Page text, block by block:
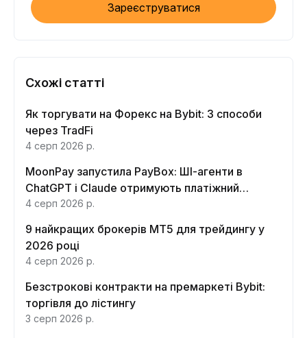
Зареєструватися
Схожі статті
Як торгувати на Форекс на Bybit: 3 способи
через TradFi
4 серп 2026 р.
MoonPay запустила PayBox: ШІ-агенти в
ChatGPT і Claude отримують платіжний
інтерфейс
4 серп 2026 р.
9 найкращих брокерів MT5 для трейдингу у
2026 році
4 серп 2026 р.
Безстрокові контракти на премаркеті Bybit:
торгівля до лістингу
3 серп 2026 р.